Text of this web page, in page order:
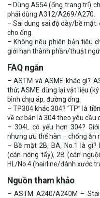
– Dùng A554 (ống trang trí)
phải dùng A312/A269/A270.
– Sai dung sai độ dày/bề
cho ống.
– Không nêu phiên bản tiêu
giới hạn thành phần/thuật ngữ.
FAQ ngắn
– ASTM và ASME khác gì?
thử; ASME dùng lại vật liệu
bình chịu áp, đường ống.
– TP304 khác 304? “TP” là
về cơ bản là 304 theo yêu cầu
– 304L có yếu hơn 304?
nhưng ưu thế hàn – chống ăn
– Bề mặt 2B, BA, No.1 là gì?
(cán nóng tẩy), 2B (cán
HL/No.4 (hairline/đánh xước
Nguồn tham khảo
– ASTM A240/A240M –